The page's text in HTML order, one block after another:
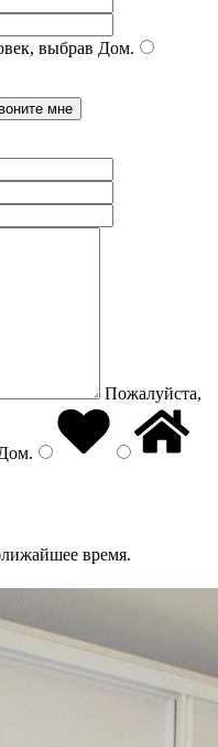
выбрав Дом.
Пожалуйста,
.
время.